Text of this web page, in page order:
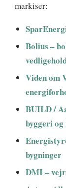
markiser:
Bolius –
Viden om
BUILD /
byggeri
bygninger
DMI –